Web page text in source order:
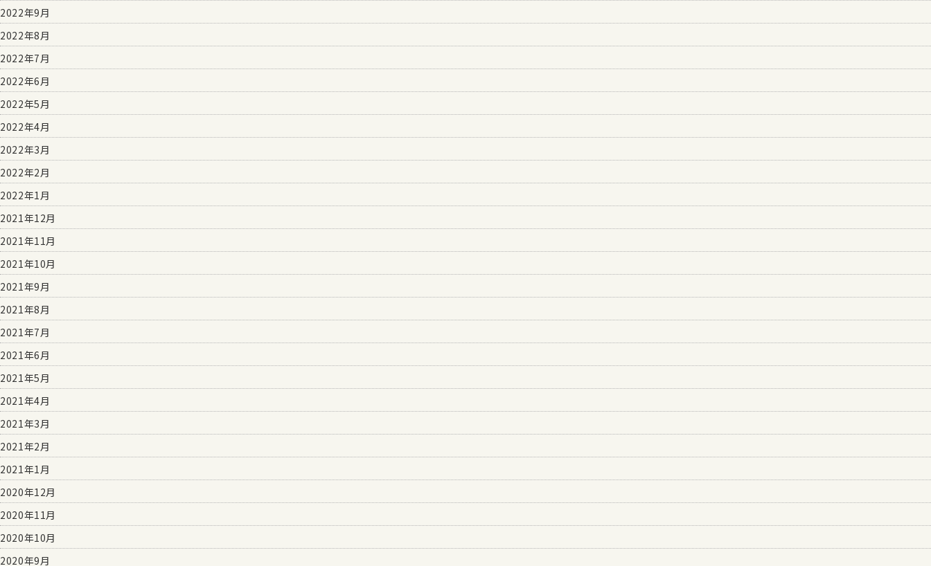
2022年9月
2022年8月
2022年7月
2022年6月
2022年5月
2022年4月
2022年3月
2022年2月
2022年1月
2021年12月
2021年11月
2021年10月
2021年9月
2021年8月
2021年7月
2021年6月
2021年5月
2021年4月
2021年3月
2021年2月
2021年1月
2020年12月
2020年11月
2020年10月
2020年9月